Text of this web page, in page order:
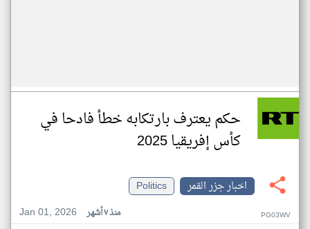
حكم يعترف بارتكابه خطأ فادحا في
كأس إفريقيا 2025
اخبار جزر القمر
Politics
Jan 01, 2026
منذ ٧ أشهر PG03WV